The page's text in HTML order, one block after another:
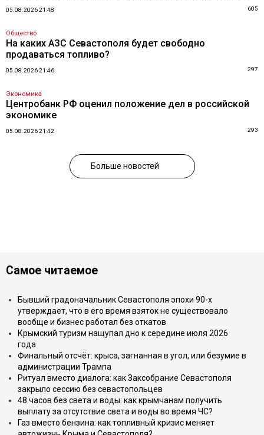
05.08.2026 21:48 605
Общество
На каких АЗС Севастополя будет свободно
продаваться топливо?
05.08.2026 21:46 297
Экономика
Центробанк РФ оценил положение дел в российской
экономике
05.08.2026 21:42 293
Больше новостей
Самое читаемое
Бывший градоначальник Севастополя эпохи 90-х
утверждает, что в его время взяток не существовало
вообще и бизнес работал без откатов
Крымский туризм нащупал дно к середине июля 2026
года
Финальный отсчёт: крыса, загнанная в угол, или безумие в
администрации Трампа
Ритуал вместо диалога: как Заксобрание Севастополя
закрыло сессию без севастопольцев
48 часов без света и воды: как крымчанам получить
выплату за отсутствие света и воды во время ЧС?
Газ вместо бензина: как топливный кризис меняет